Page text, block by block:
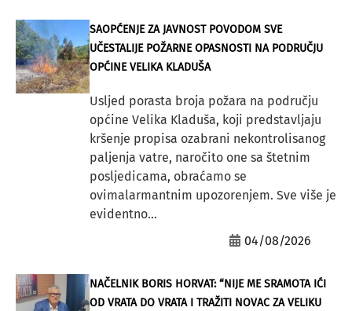
SAOPĆENJE ZA JAVNOST POVODOM SVE
UČESTALIJE POŽARNE OPASNOSTI NA PODRUČJU
OPĆINE VELIKA KLADUŠA
Usljed porasta broja požara na području
općine Velika Kladuša, koji predstavljaju
kršenje propisa ozabrani nekontrolisanog
paljenja vatre, naročito one sa štetnim
posljedicama, obraćamo se
ovimalarmantnim upozorenjem. Sve više je
evidentno...
04/08/2026
NAČELNIK BORIS HORVAT: “NIJE ME SRAMOTA IĆI
OD VRATA DO VRATA I TRAŽITI NOVAC ZA VELIKU